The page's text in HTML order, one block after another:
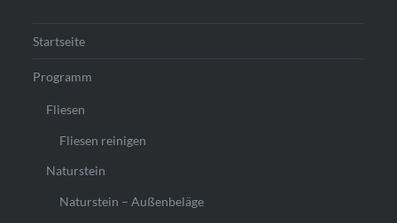
Startseite
Programm
Fliesen
Fliesen reinigen
Naturstein
Naturstein – Außenbeläge